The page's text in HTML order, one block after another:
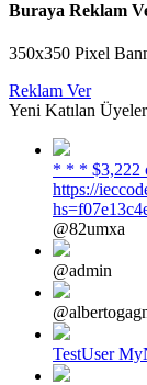
Buraya Reklam
350x350 Pixel
Reklam Ver
Yeni Katılan Üyeler
* * * $3,222
https://
@82umxa
@admin
TestUser